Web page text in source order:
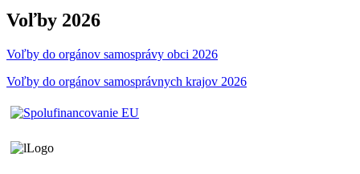
Voľby 2026
Voľby do orgánov samosprávy obci 2026
Voľby do orgánov samosprávnych krajov 2026